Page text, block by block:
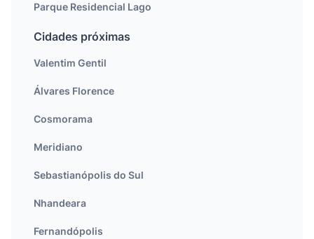
Parque Residencial Lago
Cidades próximas
Valentim Gentil
Álvares Florence
Cosmorama
Meridiano
Sebastianópolis do Sul
Nhandeara
Fernandópolis